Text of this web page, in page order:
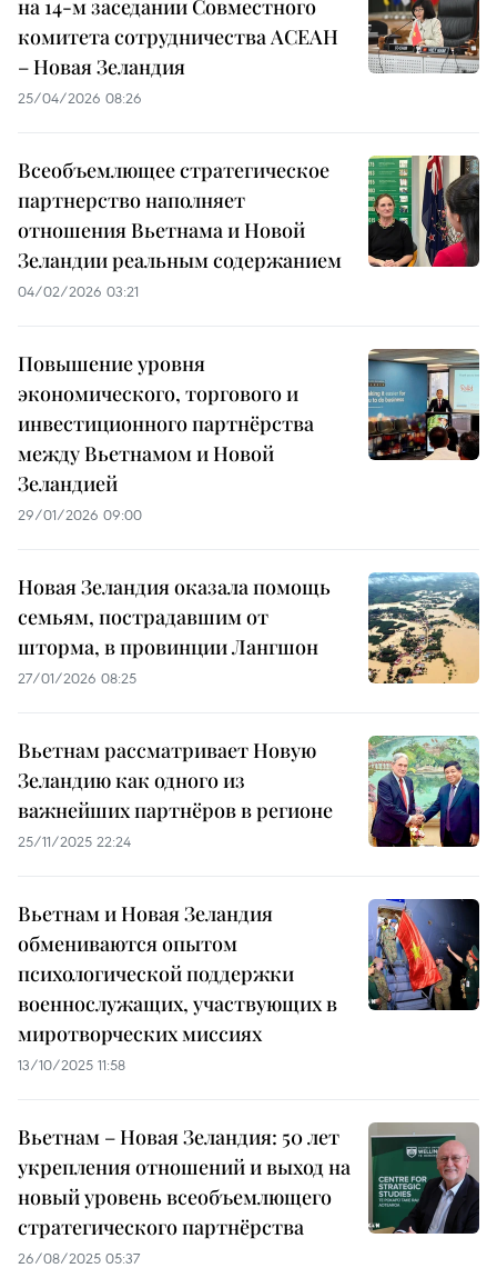
на 14-м заседании Совместного
комитета сотрудничества АСЕАН
– Новая Зеландия
25/04/2026 08:26
Всеобъемлющее стратегическое
партнерство наполняет
отношения Вьетнама и Новой
Зеландии реальным содержанием
04/02/2026 03:21
Повышение уровня
экономического, торгового и
инвестиционного партнёрства
между Вьетнамом и Новой
Зеландией
29/01/2026 09:00
Новая Зеландия оказала помощь
семьям, пострадавшим от
шторма, в провинции Лангшон
27/01/2026 08:25
Вьетнам рассматривает Новую
Зеландию как одного из
важнейших партнёров в регионе
25/11/2025 22:24
Вьетнам и Новая Зеландия
обмениваются опытом
психологической поддержки
военнослужащих, участвующих в
миротворческих миссиях
13/10/2025 11:58
Вьетнам – Новая Зеландия: 50 лет
укрепления отношений и выход на
новый уровень всеобъемлющего
стратегического партнёрства
26/08/2025 05:37